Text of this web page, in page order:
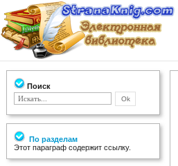
Поиск
По разделам
Этот параграф содержит ссылку.